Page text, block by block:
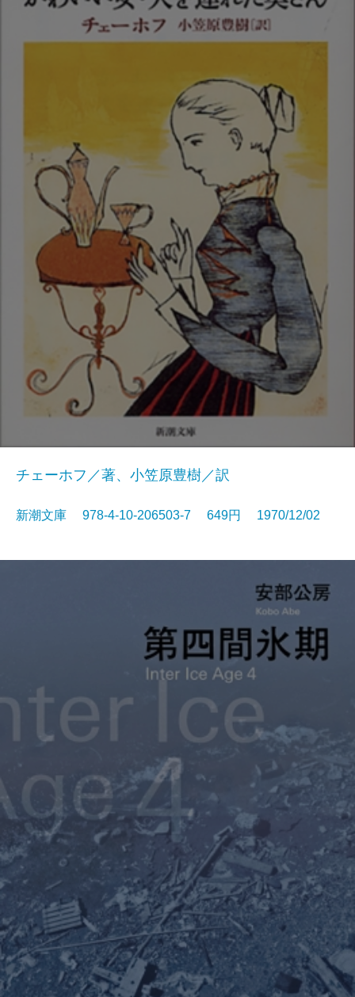
チェーホフ／著、小笠原豊樹／訳
新潮文庫 978-4-10-206503-7 649円 1970/12/02